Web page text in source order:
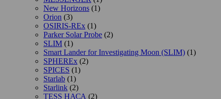
New Horizons (1)
Orion (3)
OSIRIS-REx (1)
Parker Solar Probe (2)
SLIM (1)
Smart Lander for Investigating Moon (SLIM) (1)
SPHEREx (2)
SPICES (1)
Starlab (1)
Starlink (2)
TESS НАСА (2)